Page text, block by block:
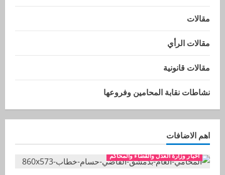
مقالات
مقالات الرأي
مقالات قانونية
نشاطات نقابة المحامين وفروعها
اهم الاضافات
اخبار وزارة العدل والقضاء والمحاكم